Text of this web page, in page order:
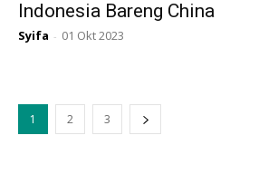
Indonesia Bareng China
Syifa - 01 Okt 2023
1 2 3